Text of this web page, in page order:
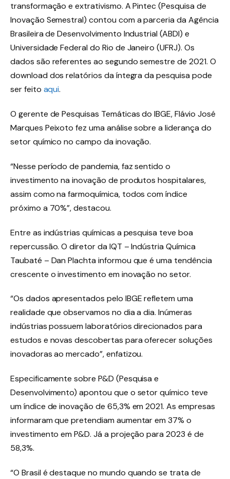
transformação e extrativismo. A Pintec (Pesquisa de
Inovação Semestral) contou com a parceria da Agência
Brasileira de Desenvolvimento Industrial (ABDI) e
Universidade Federal do Rio de Janeiro (UFRJ). Os
dados são referentes ao segundo semestre de 2021. O
download dos relatórios da íntegra da pesquisa pode
ser feito aqui.
O gerente de Pesquisas Temáticas do IBGE, Flávio José
Marques Peixoto fez uma análise sobre a liderança do
setor químico no campo da inovação.
“Nesse período de pandemia, faz sentido o
investimento na inovação de produtos hospitalares,
assim como na farmoquímica, todos com índice
próximo a 70%”, destacou.
Entre as indústrias químicas a pesquisa teve boa
repercussão. O diretor da IQT – Indústria Química
Taubaté – Dan Plachta informou que é uma tendência
crescente o investimento em inovação no setor.
“Os dados apresentados pelo IBGE refletem uma
realidade que observamos no dia a dia. Inúmeras
indústrias possuem laboratórios direcionados para
estudos e novas descobertas para oferecer soluções
inovadoras ao mercado”, enfatizou.
Especificamente sobre P&D (Pesquisa e
Desenvolvimento) apontou que o setor químico teve
um índice de inovação de 65,3% em 2021. As empresas
informaram que pretendiam aumentar em 37% o
investimento em P&D. Já a projeção para 2023 é de
58,3%.
“O Brasil é destaque no mundo quando se trata de